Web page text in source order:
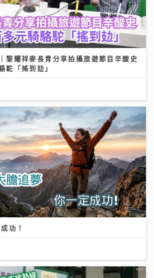
黎耀祥麥長青分享拍攝旅遊節目辛酸史
駝「搖到攰」
功！